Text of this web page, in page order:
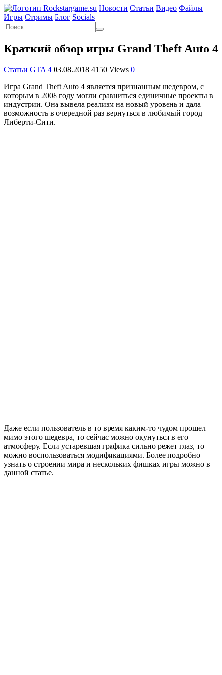
Новости Статьи Видео Файлы
Игры Cтримы Блог Socials
Краткий обзор игры Grand Theft Auto 4
Статьи GTA 4 03.08.2018 4150 Views 0
Игра Grand Theft Auto 4 является признанным шедевром, с
которым в 2008 году могли сравниться единичные проекты в
индустрии. Она вывела реализм на новый уровень и дала
возможность в очередной раз вернуться в любимый город
Либерти-Сити.
Даже если пользователь в то время каким-то чудом прошел
мимо этого шедевра, то сейчас можно окунуться в его
атмосферу. Если устаревшая графика сильно режет глаз, то
можно воспользоваться модификациями. Более подробно
узнать о строении мира и нескольких фишках игры можно в
данной статье.